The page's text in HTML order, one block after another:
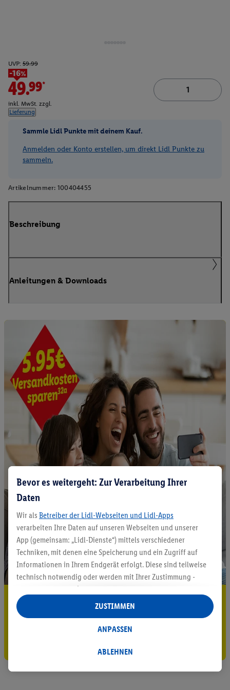
UVP: 59.99
-16%
49.99*
inkl. MwSt. zzgl.
Lieferung
Sammle Lidl Punkte mit deinem Kauf.
Anmelden oder Konto erstellen, um direkt Lidl Punkte zu
sammeln.
Artikelnummer: 100404455
Beschreibung
Anleitungen & Downloads
5.95 € Versand sparen³²ᵃ
Jetzt zum Newsletter anmelden
Bevor es weitergeht: Zur Verarbeitung Ihrer
Daten
Wir als Betreiber der Lidl-Webseiten und Lidl-Apps
verarbeiten Ihre Daten auf unseren Webseiten und unserer
App (gemeinsam: „Lidl-Dienste“) mittels verschiedener
Techniken, mit denen eine Speicherung und ein Zugriff auf
Informationen in Ihrem Endgerät erfolgt. Diese sind teilweise
technisch notwendig oder werden mit Ihrer Zustimmung -
auch durch Partner (u.a.
Verantwortliche; im Zusammenhang mit dem IAB TCF
insgesamt
Statistik-Erstellung oder für personalisierte Werbung
Datenverarbeitungen für personalisierte Werbung werden
ABLEHNEN
ANPASSEN
ZUSTIMMEN